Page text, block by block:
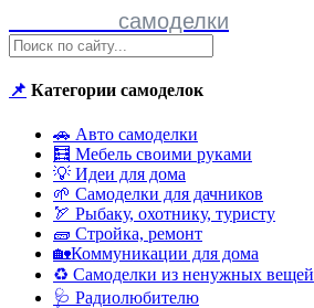
самоделки
📌 Категории самоделок
🚗 Авто самоделки
🧮 Мебель своими руками
💡 Идеи для дома
🌱 Самоделки для дачников
🏹 Рыбаку, охотнику, туристу
🧱 Стройка, ремонт
🏡Коммуникации для дома
♻ Самоделки из ненужных вещей
🩺 Радиолюбителю